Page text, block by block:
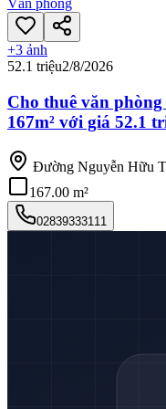
Văn phòng
+3 ảnh
52.1 triệu2/8/2026
Cho thuê văn
167m² với giá 52.1
Đường Nguyễn Hữu
167.00 m²
02839333111